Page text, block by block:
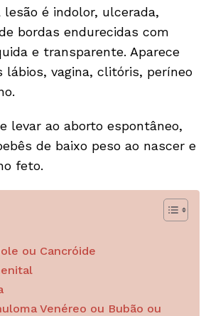
lesão é indolor, ulcerada,
bordas endurecidas com
e transparente. Aparece
lábios, vagina, clitóris, períneo
levar ao aborto espontâneo,
de baixo peso ao nascer e
feto.
ou Cancróide
Venéreo ou Bubão ou